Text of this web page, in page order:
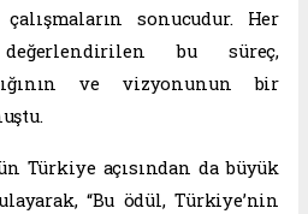
sonucudur. Her
bu süreç,
ve vizyonunun bir
Türkiye açısından da büyük
“Bu ödül, Türkiye’nin